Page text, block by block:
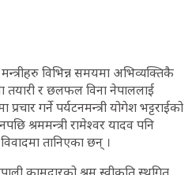
विभिन्न समयमा अभिव्यक्तिकै
तयारी र छलफल विना नेपाललाई
गर्ने पर्यटनमन्त्री योगेश भट्टराईको
श्रममन्त्री रामेश्वर यादव पनि
तानिएका छन् ।